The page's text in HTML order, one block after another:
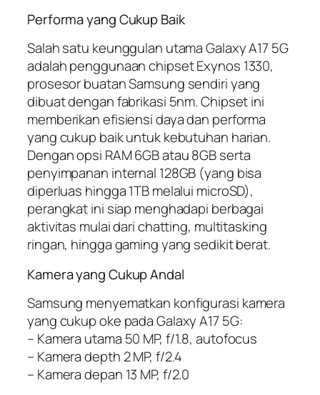
Performa yang Cukup Baik
Salah satu keunggulan utama Galaxy A17 5G
adalah penggunaan chipset Exynos 1330,
prosesor buatan Samsung sendiri yang
dibuat dengan fabrikasi 5nm. Chipset ini
memberikan efisiensi daya dan performa
yang cukup baik untuk kebutuhan harian.
Dengan opsi RAM 6GB atau 8GB serta
penyimpanan internal 128GB (yang bisa
diperluas hingga 1TB melalui microSD),
perangkat ini siap menghadapi berbagai
aktivitas mulai dari chatting, multitasking
ringan, hingga gaming yang sedikit berat.
Kamera yang Cukup Andal
Samsung menyematkan konfigurasi kamera
yang cukup oke pada Galaxy A17 5G:
– Kamera utama 50 MP, f/1.8, autofocus
– Kamera depth 2 MP, f/2.4
– Kamera depan 13 MP, f/2.0